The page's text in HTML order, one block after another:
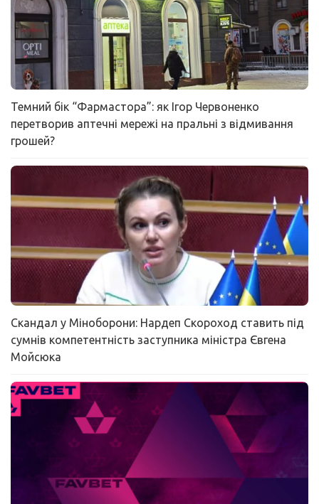
Темний бік “Фармастора”: як Ігор Червоненко
перетворив аптечні мережі на пральні з відмивання
грошей?
Скандал у Міноборони: Нардеп Скороход ставить під
сумнів компетентність заступника міністра Євгена
Мойсюка